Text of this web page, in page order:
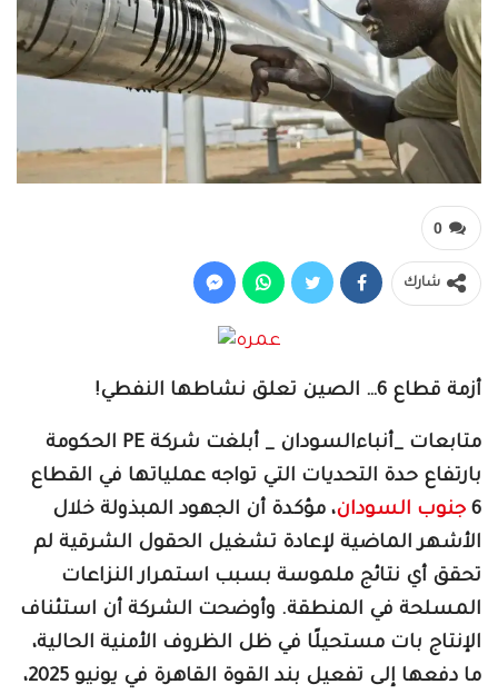
0
شارك
أزمة قطاع 6… الصين تعلق نشاطها النفطي!
متابعات _أنباءالسودان _ أبلغت شركة PE الحكومة
بارتفاع حدة التحديات التي تواجه عملياتها في القطاع
6 جنوب السودان، مؤكدة أن الجهود المبذولة خلال
الأشهر الماضية لإعادة تشغيل الحقول الشرقية لم
تحقق أي نتائج ملموسة بسبب استمرار النزاعات
المسلحة في المنطقة. وأوضحت الشركة أن استئناف
الإنتاج بات مستحيلًا في ظل الظروف الأمنية الحالية،
ما دفعها إلى تفعيل بند القوة القاهرة في يونيو 2025،